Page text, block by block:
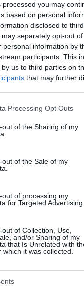
processed you may
based on personal
disclosed to
separately opt-out
personal information by
participants. This
us to third parties on
that may further
website/app uses one
visit or usage behaviour.
to Google and its
below specified purposes
Processing Opt Outs
out of the Sharing of my
out of the Sale of my
out of processing my
for Targeted Advertising.
of Collection, Use,
and/or Sharing of my
that Is Unrelated with
which it was collected.
leggere